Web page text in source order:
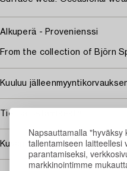
Napsauttamalla
tallentamiseen laitteellesi
parantamiseksi,
markkinointimme
Alkuperä - Provenienssi
From the collection of Björn
Kuuluu
Tietoa ostamisesta
Kuvan käyttöoikeudet